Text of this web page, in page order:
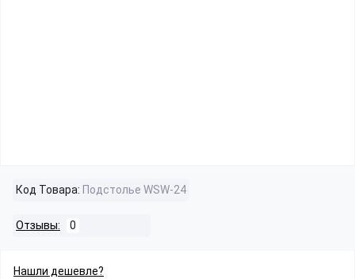
Код Товара: Подстолье WSW-24
Отзывы: 0
Нашли дешевле?